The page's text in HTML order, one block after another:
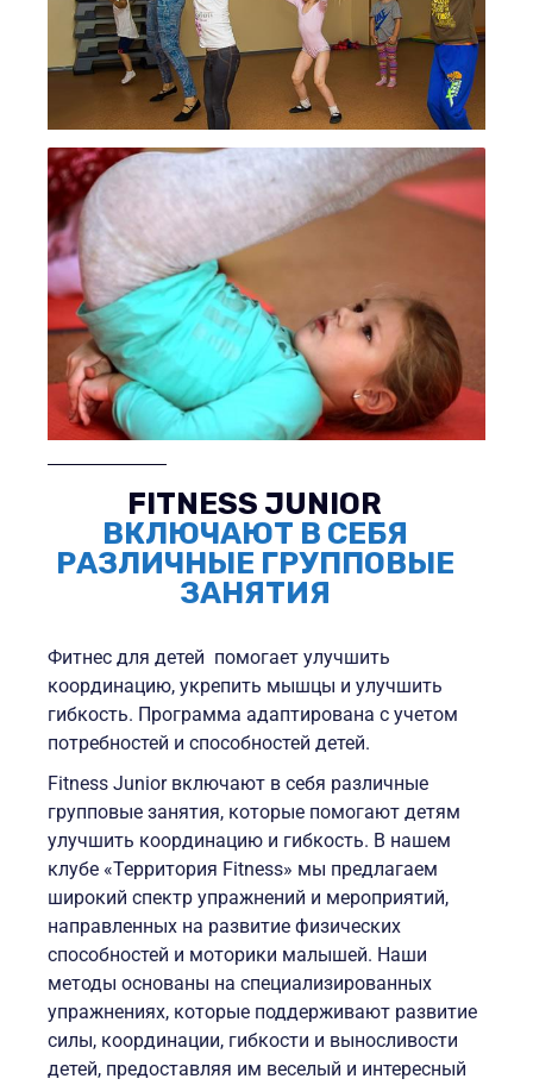
FITNESS JUNIOR
ВКЛЮЧАЮТ В СЕБЯ
РАЗЛИЧНЫЕ ГРУППОВЫЕ
ЗАНЯТИЯ
Фитнес для детей помогает улучшить
координацию, укрепить мышцы и улучшить
гибкость. Программа адаптирована с учетом
потребностей и способностей детей.
Fitness Junior включают в себя различные
групповые занятия, которые помогают детям
улучшить координацию и гибкость. В нашем
клубе «Территория Fitness» мы предлагаем
широкий спектр упражнений и мероприятий,
направленных на развитие физических
способностей и моторики малышей. Наши
методы основаны на специализированных
упражнениях, которые поддерживают развитие
силы, координации, гибкости и выносливости
детей, предоставляя им веселый и интересный